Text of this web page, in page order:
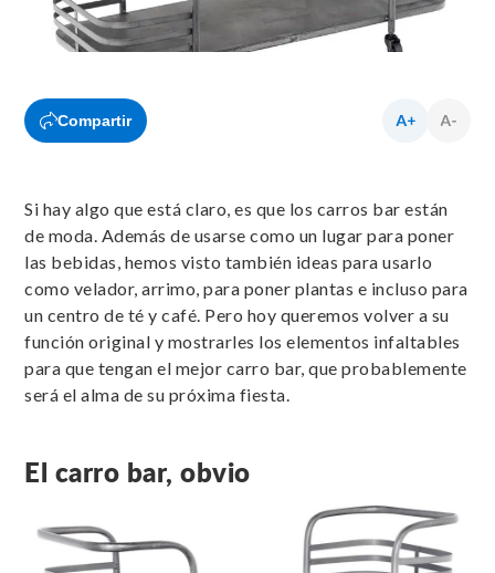
Compartir
Si hay algo que está claro, es que los carros bar están
de moda. Además de usarse como un lugar para poner
las bebidas, hemos visto también ideas para usarlo
como velador, arrimo, para poner plantas e incluso para
un centro de té y café. Pero hoy queremos volver a su
función original y mostrarles los elementos infaltables
para que tengan el mejor carro bar, que probablemente
será el alma de su próxima fiesta.
El carro bar, obvio